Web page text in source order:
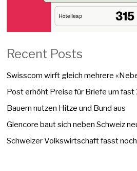
Recent Posts
Swisscom wirft gleich mehrere
Post erhöht Preise für Briefe um
Bauern nutzen Hitze und Bund aus
Glencore baut sich neben Schweiz
Schweizer Volkswirtschaft fasst